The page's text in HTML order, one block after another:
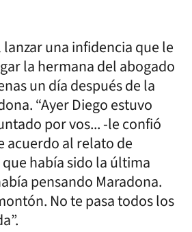
lanzar una infidencia que le
la hermana del abogado
un día después de la
“Ayer Diego estuvo
por vos... -le confió
acuerdo al relato de
había sido la última
pensando Maradona.
No te pasa todos los